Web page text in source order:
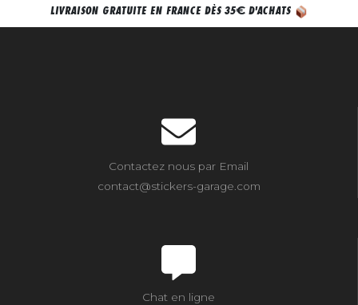
LIVRAISON GRATUITE EN FRANCE DÈS 35€ D'ACHATS
Contactez nous par Email
contact@stickers-garage.com
Chat en ligne